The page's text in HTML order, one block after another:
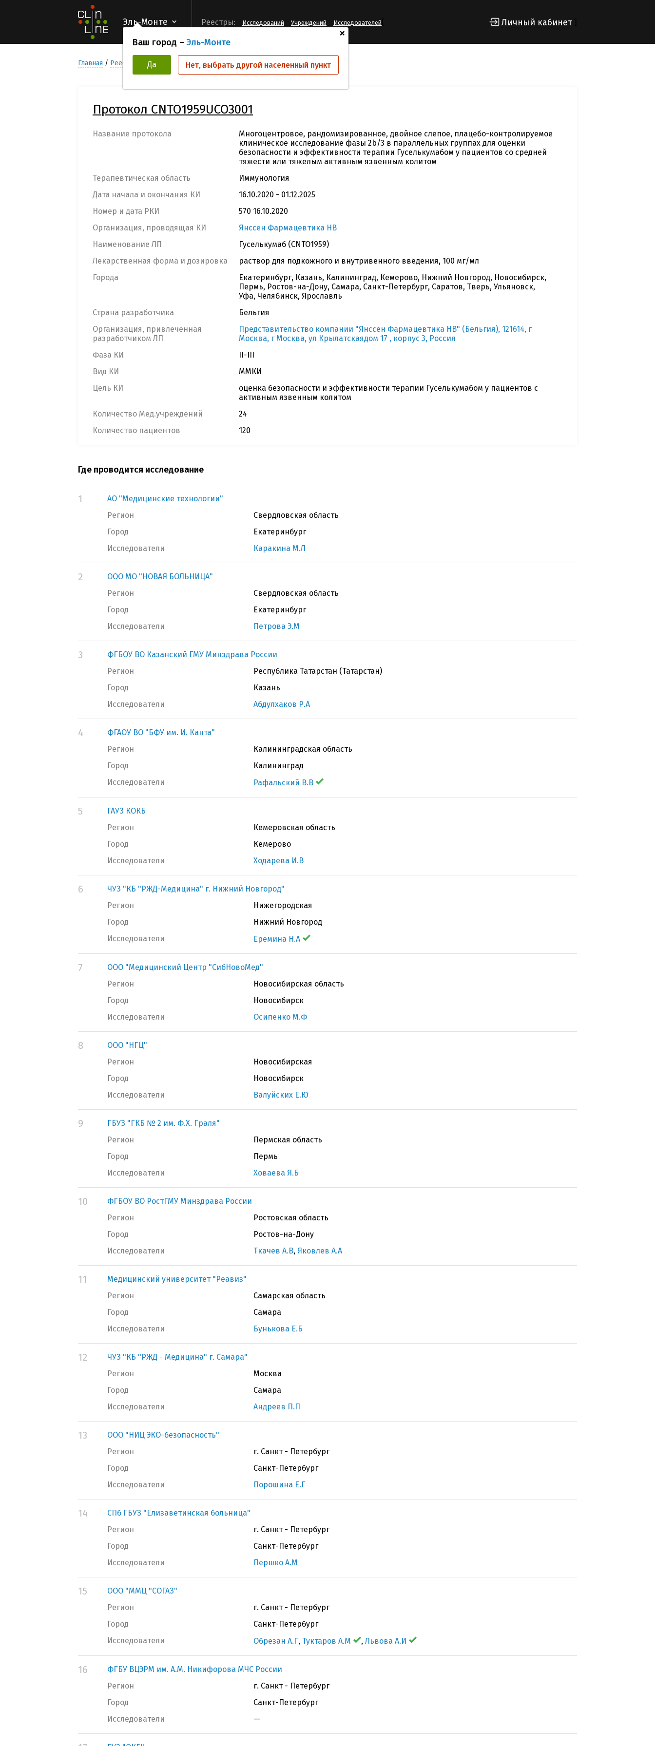
Эль-Монте
+
Ваш город – Эль-Монте
Да Нет, выбрать другой населенный пункт
Реестры: Исследований Учреждений Исследователей Личный кабинет
Главная Реестр Клинических исследований CNTO1959UCO3001
Протокол CNTO1959UCO3001
Название протокола
Многоцентровое, рандомизированное, двойное слепое, плацебо-контролируемое
клиническое исследование фазы 2b/3 в параллельных группах для оценки
безопасности и эффективности терапии Гуселькумабом у пациентов со средней
тяжести или тяжелым активным язвенным колитом
Терапевтическая область
Иммунология
Дата начала и окончания КИ
16.10.2020 - 01.12.2025
Номер и дата РКИ
570 16.10.2020
Организация, проводящая КИ
Янссен Фармацевтика НВ
Наименование ЛП
Гуселькумаб (CNTO1959)
Лекарственная форма и дозировка
раствор для подкожного и внутривенного введения, 100 мг/мл
Города
Екатеринбург, Казань, Калининград, Кемерово, Нижний Новгород, Новосибирск,
Пермь, Ростов-на-Дону, Самара, Санкт-Петербург, Саратов, Тверь, Ульяновск,
Уфа, Челябинск, Ярославль
Страна разработчика
Бельгия
Организация, привлеченная
разработчиком ЛП
Представительство компании "Янссен Фармацевтика НВ" (Бельгия), 121614, г
Москва, г Москва, ул Крылатскаядом 17 , корпус 3, Россия
Фаза КИ
II-III
Вид КИ
ММКИ
Цель КИ
оценка безопасности и эффективности терапии Гуселькумабом у пациентов с
активным язвенным колитом
Количество Мед.учреждений
24
Количество пациентов
120
Где проводится исследование
1
АО "Медицинские технологии"
Регион
Свердловская область
Город
Екатеринбург
Исследователи
Каракина М.Л
2
ООО МО "НОВАЯ БОЛЬНИЦА"
Регион
Свердловская область
Город
Екатеринбург
Исследователи
Петрова Э.М
3
ФГБОУ ВО Казанский ГМУ Минздрава России
Регион
Республика Татарстан (Татарстан)
Город
Казань
Исследователи
Абдулхаков Р.А
4
ФГАОУ ВО "БФУ им. И. Канта"
Регион
Калининградская область
Город
Калининград
Исследователи
Рафальский В.В
5
ГАУЗ КОКБ
Регион
Кемеровская область
Город
Кемерово
Исследователи
Ходарева И.В
6
ЧУЗ "КБ "РЖД-Медицина" г. Нижний Новгород"
Регион
Нижегородская
Город
Нижний Новгород
Исследователи
Еремина Н.А
7
ООО "Медицинский Центр "СибНовоМед"
Регион
Новосибирская область
Город
Новосибирск
Исследователи
Осипенко М.Ф
8
ООО "НГЦ"
Регион
Новосибирская
Город
Новосибирск
Исследователи
Валуйских Е.Ю
9
ГБУЗ "ГКБ № 2 им. Ф.Х. Граля"
Регион
Пермская область
Город
Пермь
Исследователи
Ховаева Я.Б
10
ФГБОУ ВО РостГМУ Минздрава России
Регион
Ростовская область
Город
Ростов-на-Дону
Исследователи
Ткачев А.В, Яковлев А.А
11
Медицинский университет "Реавиз"
Регион
Самарская область
Город
Самара
Исследователи
Бунькова Е.Б
12
ЧУЗ "КБ "РЖД - Медицина" г. Самара"
Регион
Москва
Город
Самара
Исследователи
Андреев П.П
13
ООО "НИЦ ЭКО-безопасность"
Регион
г. Санкт - Петербург
Город
Санкт-Петербург
Исследователи
Порошина Е.Г
14
СПб ГБУЗ "Елизаветинская больница"
Регион
г. Санкт - Петербург
Город
Санкт-Петербург
Исследователи
Першко А.М
15
ООО "ММЦ "СОГАЗ"
Регион
г. Санкт - Петербург
Город
Санкт-Петербург
Исследователи
Обрезан А.Г, Туктаров А.М , Львова А.И
16
ФГБУ ВЦЭРМ им. А.М. Никифорова МЧС России
Регион
г. Санкт - Петербург
Город
Санкт-Петербург
Исследователи
—